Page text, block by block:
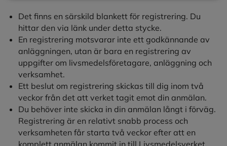
Det finns en särskild blankett för registrering. Du
hittar den via länk under detta stycke.
En registrering motsvarar inte ett godkännande av
anläggningen, utan är bara en registrering av
uppgifter om livsmedelsföretagare, anläggning och
verksamhet.
Ett beslut om registrering skickas till dig inom två
veckor från det att verket tagit emot din anmälan.
Du behöver inte skicka in din anmälan långt i förväg.
Registrering är en relativt snabb process och
verksamheten får starta två veckor efter att en
komplett anmälan kommit in till Livsmedelsverket,